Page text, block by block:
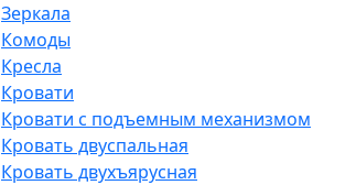
Зеркала
Комоды
Кресла
Кровати
Кровати с подъемным механизмом
Кровать двуспальная
Кровать двухъярусная